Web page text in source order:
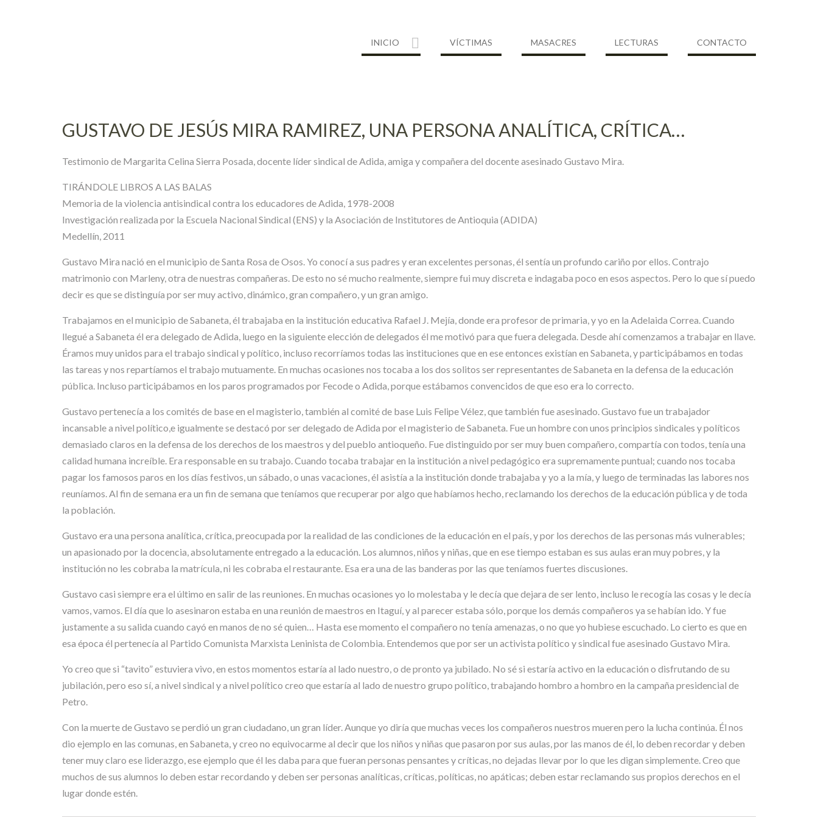
INICIO VÍCTIMAS MASACRES LECTURAS CONTACTO
GUSTAVO DE JESÚS MIRA RAMIREZ, UNA PERSONA ANALÍTICA, CRÍTICA…
Testimonio de Margarita Celina Sierra Posada, docente líder sindical de Adida, amiga y compañera del docente asesinado Gustavo Mira.
TIRÁNDOLE LIBROS A LAS BALAS
Memoria de la violencia antisindical contra los educadores de Adida, 1978-2008
Investigación realizada por la Escuela Nacional Sindical (ENS) y la Asociación de Institutores de Antioquia (ADIDA)
Medellín, 2011
Gustavo Mira nació en el municipio de Santa Rosa de Osos. Yo conocí a sus padres y eran excelentes personas, él sentía un profundo cariño por ellos. Contrajo
matrimonio con Marleny, otra de nuestras compañeras. De esto no sé mucho realmente, siempre fui muy discreta e indagaba poco en esos aspectos. Pero lo que sí puedo
decir es que se distinguía por ser muy activo, dinámico, gran compañero, y un gran amigo.
Trabajamos en el municipio de Sabaneta, él trabajaba en la institución educativa Rafael J. Mejía, donde era profesor de primaria, y yo en la Adelaida Correa. Cuando
llegué a Sabaneta él era delegado de Adida, luego en la siguiente elección de delegados él me motivó para que fuera delegada. Desde ahí comenzamos a trabajar en llave.
Éramos muy unidos para el trabajo sindical y político, incluso recorríamos todas las instituciones que en ese entonces existían en Sabaneta, y participábamos en todas
las tareas y nos repartíamos el trabajo mutuamente. En muchas ocasiones nos tocaba a los dos solitos ser representantes de Sabaneta en la defensa de la educación
pública. Incluso participábamos en los paros programados por Fecode o Adida, porque estábamos convencidos de que eso era lo correcto.
Gustavo pertenecía a los comités de base en el magisterio, también al comité de base Luis Felipe Vélez, que también fue asesinado. Gustavo fue un trabajador
incansable a nivel político,e igualmente se destacó por ser delegado de Adida por el magisterio de Sabaneta. Fue un hombre con unos principios sindicales y políticos
demasiado claros en la defensa de los derechos de los maestros y del pueblo antioqueño. Fue distinguido por ser muy buen compañero, compartía con todos, tenía una
calidad humana increíble. Era responsable en su trabajo. Cuando tocaba trabajar en la institución a nivel pedagógico era supremamente puntual; cuando nos tocaba
pagar los famosos paros en los días festivos, un sábado, o unas vacaciones, él asistía a la institución donde trabajaba y yo a la mía, y luego de terminadas las labores nos
reuníamos. Al fin de semana era un fin de semana que teníamos que recuperar por algo que habíamos hecho, reclamando los derechos de la educación pública y de toda
la población.
Gustavo era una persona analítica, crítica, preocupada por la realidad de las condiciones de la educación en el país, y por los derechos de las personas más vulnerables;
un apasionado por la docencia, absolutamente entregado a la educación. Los alumnos, niños y niñas, que en ese tiempo estaban es sus aulas eran muy pobres, y la
institución no les cobraba la matrícula, ni les cobraba el restaurante. Esa era una de las banderas por las que teníamos fuertes discusiones.
Gustavo casi siempre era el último en salir de las reuniones. En muchas ocasiones yo lo molestaba y le decía que dejara de ser lento, incluso le recogía las cosas y le decía
vamos, vamos. El día que lo asesinaron estaba en una reunión de maestros en Itaguí, y al parecer estaba sólo, porque los demás compañeros ya se habían ido. Y fue
justamente a su salida cuando cayó en manos de no sé quien… Hasta ese momento el compañero no tenía amenazas, o no que yo hubiese escuchado. Lo cierto es que en
esa época él pertenecía al Partido Comunista Marxista Leninista de Colombia. Entendemos que por ser un activista político y sindical fue asesinado Gustavo Mira.
Yo creo que si “tavito” estuviera vivo, en estos momentos estaría al lado nuestro, o de pronto ya jubilado. No sé si estaría activo en la educación o disfrutando de su
jubilación, pero eso sí, a nivel sindical y a nivel político creo que estaría al lado de nuestro grupo político, trabajando hombro a hombro en la campaña presidencial de
Petro.
Con la muerte de Gustavo se perdió un gran ciudadano, un gran líder. Aunque yo diría que muchas veces los compañeros nuestros mueren pero la lucha continúa. Él nos
dio ejemplo en las comunas, en Sabaneta, y creo no equivocarme al decir que los niños y niñas que pasaron por sus aulas, por las manos de él, lo deben recordar y deben
tener muy claro ese liderazgo, ese ejemplo que él les daba para que fueran personas pensantes y críticas, no dejadas llevar por lo que les digan simplemente. Creo que
muchos de sus alumnos lo deben estar recordando y deben ser personas analíticas, críticas, políticas, no apáticas; deben estar reclamando sus propios derechos en el
lugar donde estén.